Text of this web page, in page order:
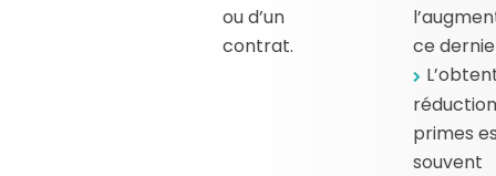
ou d’un
contrat.
ce
primes
souvent